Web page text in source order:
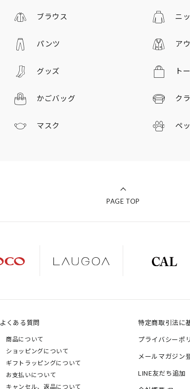
ブラウス ニ
パンツ ア
グッズ ト
かごバッグ ク
マスク ペ
PAGE TOP
よくある質問
商品について
ショッピングについて
ギフトラッピングについて
お支払いについて
キャンセル、返品について
特定商取引法に
プライバシーポ
メールマガジン
LINE友だち追加